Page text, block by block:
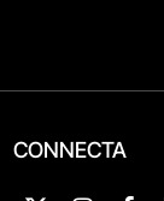
CONNECTA